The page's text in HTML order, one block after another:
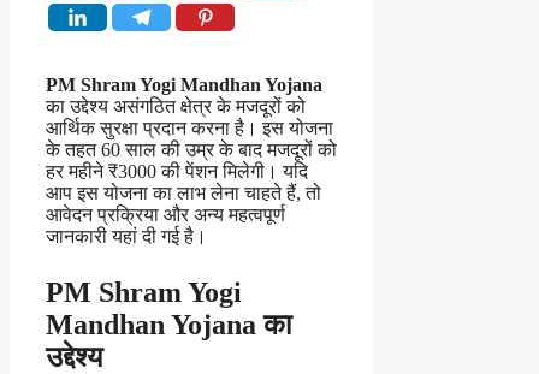
PM Shram Yogi Mandhan Yojana
का उद्देश्य असंगठित क्षेत्र के मजदूरों को
आर्थिक सुरक्षा प्रदान करना है। इस योजना
के तहत 60 साल की उम्र के बाद मजदूरों को
हर महीने ₹3000 की पेंशन मिलेगी। यदि
आप इस योजना का लाभ लेना चाहते हैं, तो
आवेदन प्रक्रिया और अन्य महत्वपूर्ण
जानकारी यहां दी गई है।
PM Shram Yogi
Mandhan Yojana का
उद्देश्य